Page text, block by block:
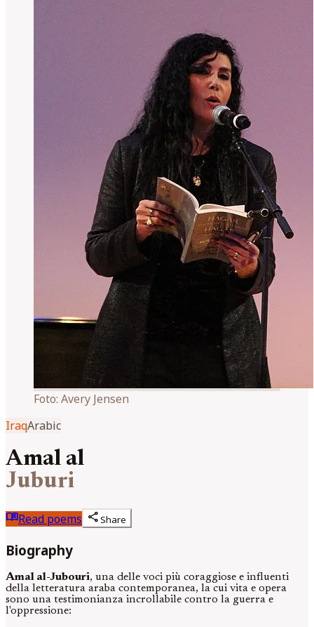
Foto: Avery Jensen
IraqArabic
Amal al
Juburi
menu_bookRead poems shareShare
Biography
Amal al-Jubouri, una delle voci più coraggiose e influenti
della letteratura araba contemporanea, la cui vita e opera
sono una testimonianza incrollabile contro la guerra e
l'oppressione: